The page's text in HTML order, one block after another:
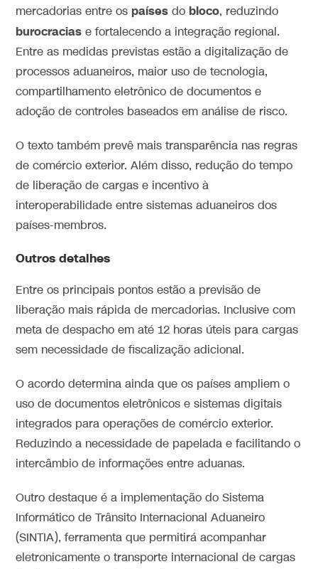
mercadorias entre ospaíses dobloco, reduzindo
burocracias e fortalecendo a integração regional.
Entre as medidas previstas estão a digitalização de
processos aduaneiros, maior uso de tecnologia,
compartilhamento eletrônico de documentos e
adoção de controles baseados em análise de risco.
O texto também prevê mais transparência nas regras
de comércio exterior. Além disso, redução do tempo
de liberação de cargas e incentivo à
interoperabilidade entre sistemas aduaneiros dos
países-membros.
Outros detalhes
Entre os principais pontos estão a previsão de
liberação mais rápida de mercadorias. Inclusive com
meta de despacho em até 12 horas úteis para cargas
sem necessidade de fiscalização adicional.
O acordo determina ainda que os países ampliem o
uso de documentos eletrônicos e sistemas digitais
integrados para operações de comércio exterior.
Reduzindo a necessidade de papelada e facilitando o
intercâmbio de informações entre aduanas.
Outro destaque é a implementação do Sistema
Informático de Trânsito Internacional Aduaneiro
(SINTIA), ferramenta que permitirá acompanhar
eletronicamente o transporte internacional de cargas